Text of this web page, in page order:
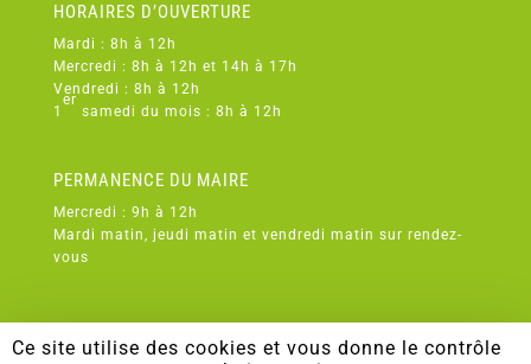
Ce site utilise des cookies et vous donne le contrôle
HORAIRES D’OUVERTURE
Mardi : 8h à 12h
Mercredi : 8h à 12h et 14h à 17h
Vendredi : 8h à 12h
1
er
samedi du mois : 8h à 12h
PERMANENCE DU MAIRE
Mercredi : 9h à 12h
Mardi matin, jeudi matin et vendredi matin sur rendez-
vous